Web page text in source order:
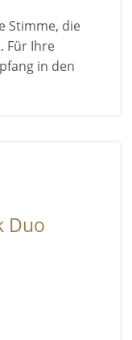
Stimme, die
Für Ihre
in den
Duo